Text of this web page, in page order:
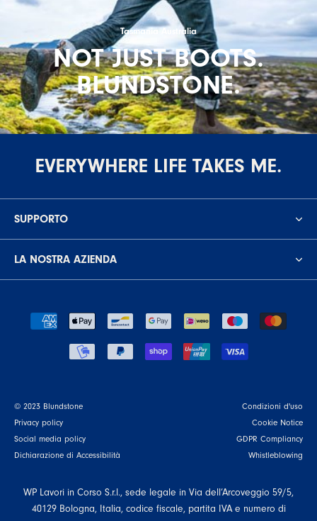
Tasmania Australia
NOT JUST BOOTS.
BLUNDSTONE.
EVERYWHERE LIFE TAKES ME.
SUPPORTO
LA NOSTRA AZIENDA
© 2023 Blundstone
Condizioni d'uso
Privacy policy
Cookie Notice
Social media policy
GDPR Compliancy
Dichiarazione di Accessibilità
Whistleblowing
WP Lavori in Corso S.r.l., sede legale in Via dell’Arcoveggio 59/5,
40129 Bologna, Italia, codice fiscale, partita IVA e numero di